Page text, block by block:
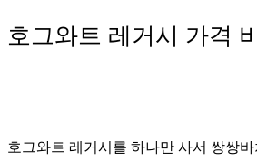
호그와트 레거시 가격
호그와트 레거시를 하나만 사서 쌍쌍